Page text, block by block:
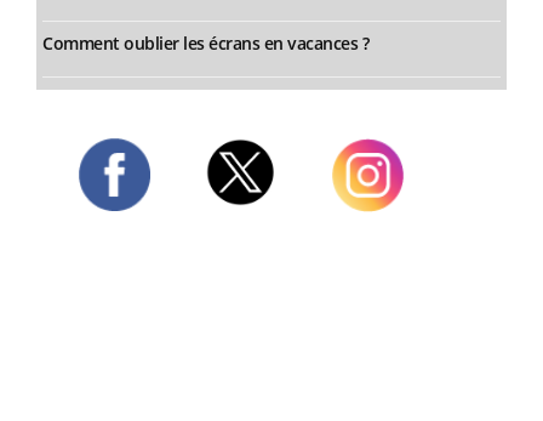
Comment oublier les écrans en vacances ?